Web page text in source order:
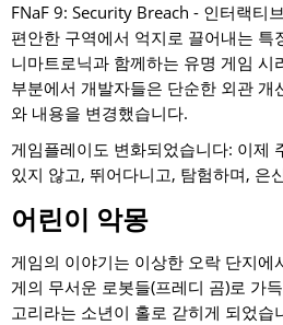
FNaF 9: Security Breach - 인터랙티
편안한 구역에서 억지로 끌어내는 특
니마트로닉과 함께하는 유명 게임 시
부분에서 개발자들은 단순한 외관 개
와 내용을 변경했습니다.
게임플레이도 변화되었습니다: 이제
있지 않고, 뛰어다니고, 탐험하며, 은
어린이 악몽
게임의 이야기는 이상한 오락 단지에
게의 무서운 로봇들(프레디 곰)로 가
고리라는 소년이 홀로 갇히게 되었습